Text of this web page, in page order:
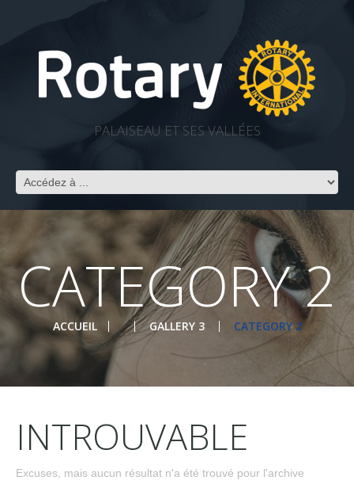
PALAISEAU ET SES VALLÉES
CATEGORY 2
ACCUEIL GALLERY 3 CATEGORY 2
INTROUVABLE
Excuses, mais aucun résultat n'a été trouvé pour l'archive